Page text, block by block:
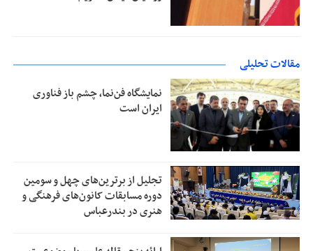
مقالات تحلیلی
نمایشگاه فن‌نما، چشم باز فناوری
ایران است
تجلیل از بر‌ترین‌های چهل و سومین
دوره مسابقات کانون‌های فرهنگی و
هنری در بندرعباس